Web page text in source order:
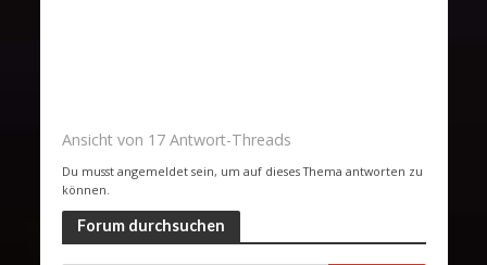
Ansicht von 17 Antwort-Threads
Du musst angemeldet sein, um auf dieses Thema antworten zu
können.
Forum durchsuchen